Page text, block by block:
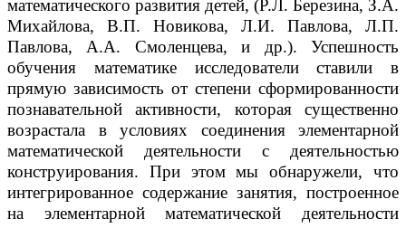
математического развития детей, (Р.Л. Березина, З.А.
Михайлова, В.П. Новикова, Л.И. Павлова, Л.П.
Павлова, А.А. Смоленцева, и др.). Успешность
обучения математике исследователи ставили в
прямую зависимость от степени сформированности
познавательной активности, которая существенно
возрастала в условиях соединения элементарной
математической деятельности с деятельностью
конструирования. При этом мы обнаружели, что
интегрированное содержание занятия, построенное
на элементарной математической деятельности